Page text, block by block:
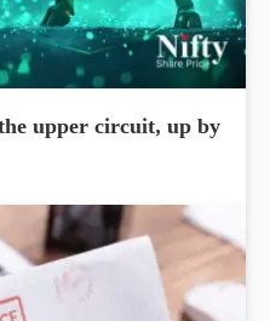
upper circuit, up by